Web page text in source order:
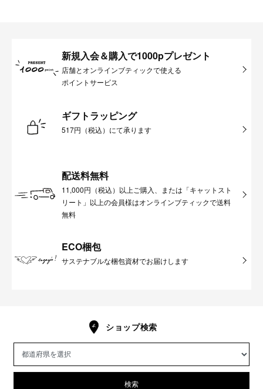
新規入会＆購入で1000pプレゼント
店舗とオンラインブティックで使える
ポイントサービス
ギフトラッピング
517円（税込）にて承ります
配送料無料
11,000円（税込）以上ご購入、または「キャットスト
リート」以上の会員様はオンラインブティックで送料
無料
ECO梱包
サステナブルな梱包資材でお届けします
ショップ検索
検索